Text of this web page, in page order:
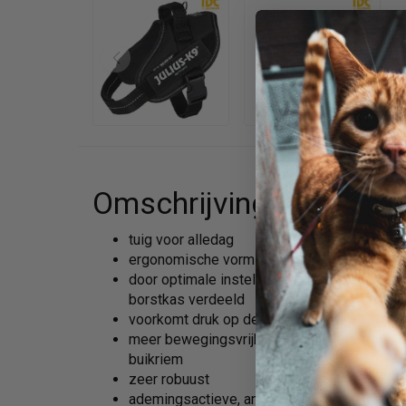
Omschrijving
tuig voor alledag
ergonomische vorm
door optimale instelling van het borsttuig
borstkas verdeeld
voorkomt druk op de hals
meer bewegingsvrijheid door smalle vorm
buikriem
zeer robuust
ademingsactieve, anti-allergische,